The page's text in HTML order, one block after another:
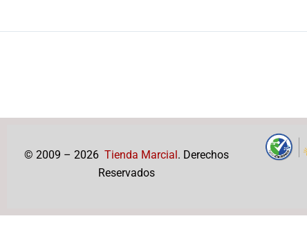
© 2009 – 2026 Tienda Marcial. Derechos
Reservados